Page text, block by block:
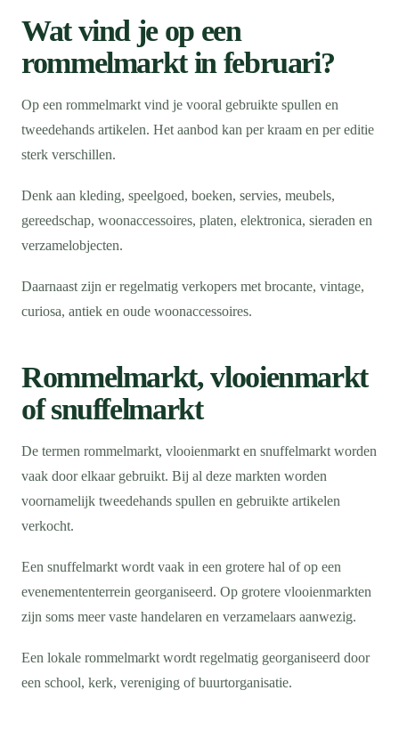
Wat vind je op een
rommelmarkt in februari?
Op een rommelmarkt vind je vooral gebruikte spullen en
tweedehands artikelen. Het aanbod kan per kraam en per editie
sterk verschillen.
Denk aan kleding, speelgoed, boeken, servies, meubels,
gereedschap, woonaccessoires, platen, elektronica, sieraden en
verzamelobjecten.
Daarnaast zijn er regelmatig verkopers met brocante, vintage,
curiosa, antiek en oude woonaccessoires.
Rommelmarkt, vlooienmarkt
of snuffelmarkt
De termen rommelmarkt, vlooienmarkt en snuffelmarkt worden
vaak door elkaar gebruikt. Bij al deze markten worden
voornamelijk tweedehands spullen en gebruikte artikelen
verkocht.
Een snuffelmarkt wordt vaak in een grotere hal of op een
evenemententerrein georganiseerd. Op grotere vlooienmarkten
zijn soms meer vaste handelaren en verzamelaars aanwezig.
Een lokale rommelmarkt wordt regelmatig georganiseerd door
een school, kerk, vereniging of buurtorganisatie.